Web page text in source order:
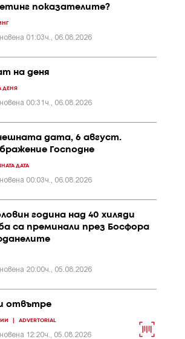
показателите?
01:03ч., 06.08.2026
на деня
ДЕНЯ
00:31ч., 06.08.2026
дата, 6 август.
Господне
ДАТА
00:03ч., 06.08.2026
година над 40 хиляди
са преминали през Босфора
20:00ч., 05.08.2026
отвътре
ADVERTORIAL
12:20ч., 05.08.2026